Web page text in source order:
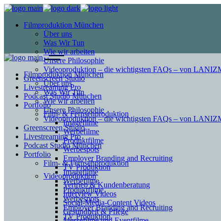
Filmproduktion München
Über uns
Was Wir Tun
Wie wir arbeiten
Unsere Philosophie
Videoproduktion – die wichtigsten FAQs – von
Greenscreen Studio
Livestreaming Pro
Podcast Studio München
Portfolio
Film- & Fernsehproduktion
Imagefilme
Werbefilme
Produktfilme
Werbespots
Employer Branding and Recruiting
TV Produktion
Videoproduktion
Vertrieb & Kundenberatung
Interview Videos
Social-Media-Content Videos
Gesundheit & Pflege
Filmproduktion München
Über uns
Was Wir Tun
Wie wir arbeiten
Unsere Philosophie
Videoproduktion – die wichtigsten FAQs – von
Greenscreen Studio
Livestreaming Pro
Podcast Studio München
Portfolio
Film- & Fernsehproduktion
Imagefilme
Werbefilme
Produktfilme
Werbespots
Employer Branding and Recruiting
TV Produktion